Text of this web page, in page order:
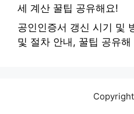
세 계산 꿀팁 공유해요!
공인인증서 갱신 시기 및
및 절차 안내, 꿀팁 공유해